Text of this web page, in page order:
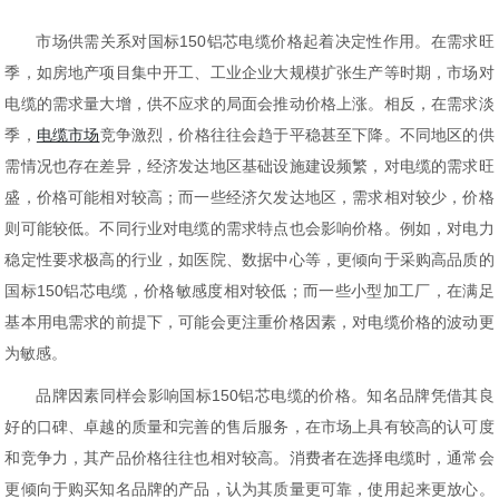
市场供需关系对国标150铝芯电缆价格起着决定性作用。在需求旺
季，如房地产项目集中开工、工业企业大规模扩张生产等时期，市场对
电缆的需求量大增，供不应求的局面会推动价格上涨。相反，在需求淡
季， 电缆市场竞争激烈，价格往往会趋于平稳甚至下降。不同地区的供
需情况也存在差异，经济发达地区基础设施建设频繁，对电缆的需求旺
盛，价格可能相对较高；而一些经济欠发达地区，需求相对较少，价格
则可能较低。不同行业对电缆的需求特点也会影响价格。例如，对电力
稳定性要求极高的行业，如医院、数据中心等，更倾向于采购高品质的
国标150铝芯电缆，价格敏感度相对较低；而一些小型加工厂，在满足
基本用电需求的前提下，可能会更注重价格因素，对电缆价格的波动更
为敏感。
品牌因素同样会影响国标150铝芯电缆的价格。知名品牌凭借其良
好的口碑、卓越的质量和完善的售后服务，在市场上具有较高的认可度
和竞争力，其产品价格往往也相对较高。消费者在选择电缆时，通常会
更倾向于购买知名品牌的产品，认为其质量更可靠，使用起来更放心。